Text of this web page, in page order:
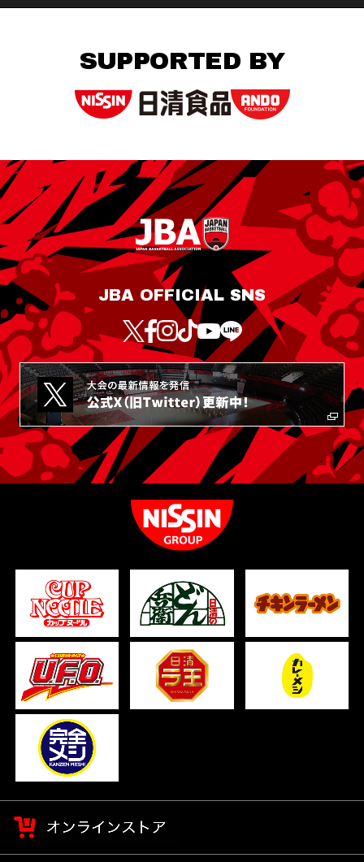
SUPPORTED BY
JBA OFFICIAL SNS